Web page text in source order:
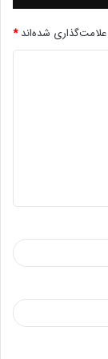
سازمان ها را
تجهیزات
گرفته می
شده‌اند*